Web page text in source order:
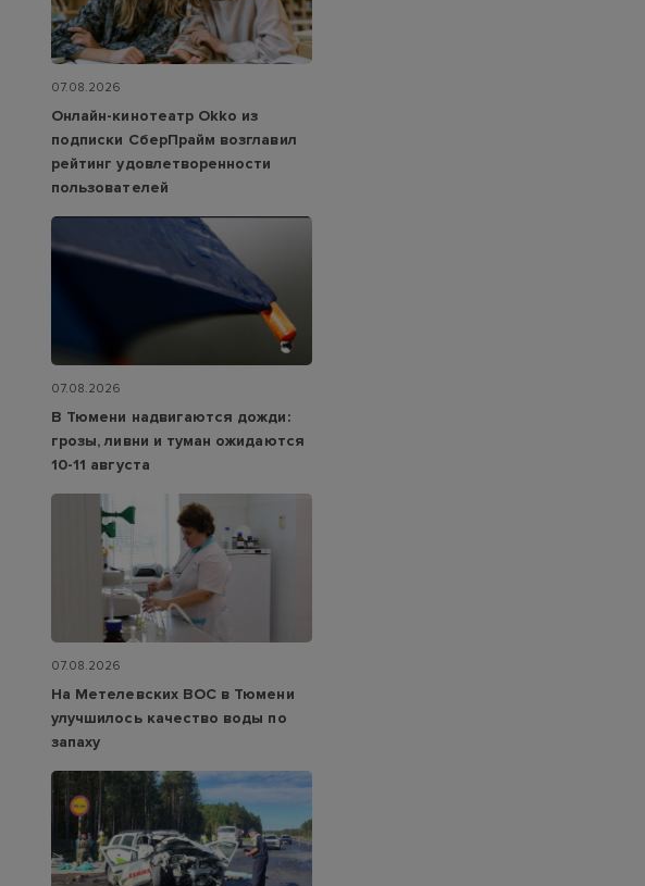
07.08.2026
Онлайн-кинотеатр Okko из
подписки СберПрайм возглавил
рейтинг удовлетворенности
пользователей
07.08.2026
В Тюмени надвигаются дожди:
грозы, ливни и туман ожидаются
10-11 августа
07.08.2026
На Метелевских ВОС в Тюмени
улучшилось качество воды по
запаху